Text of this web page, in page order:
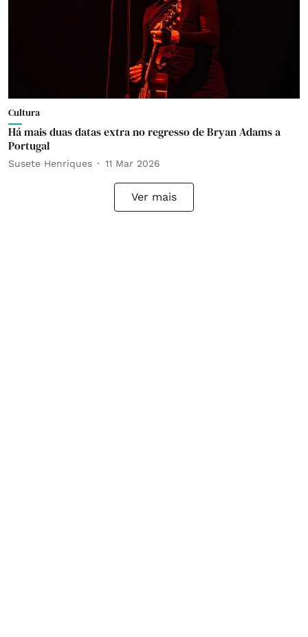
Cultura
Há mais duas datas extra no regresso de Bryan Adams a
Portugal
Susete Henriques 11 Mar 2026
Ver mais